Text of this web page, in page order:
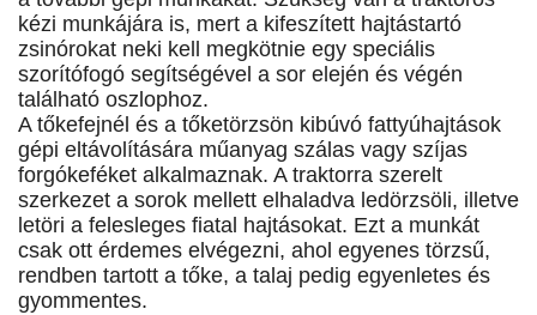
kézi munkájára is, mert a kifeszített hajtástartó
zsinórokat neki kell megkötnie egy speciális
szorítófogó segítségével a sor elején és végén
található oszlophoz.
A tőkefejnél és a tőketörzsön kibúvó fattyúhajtások
gépi eltávolítására műanyag szálas vagy szíjas
forgókeféket alkalmaznak. A traktorra szerelt
szerkezet a sorok mellett elhaladva ledörzsöli, illetve
letöri a felesleges fiatal hajtásokat. Ezt a munkát
csak ott érdemes elvégezni, ahol egyenes törzsű,
rendben tartott a tőke, a talaj pedig egyenletes és
gyommentes.